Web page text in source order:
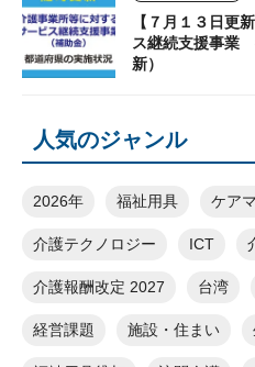
【７月１３日更
ス継続支援事業
新）
人気のジャンル
2026年 福祉用具 ケア
介護テクノロジー ICT
介護報酬改定 2027 台湾
経営課題 施設・住まい